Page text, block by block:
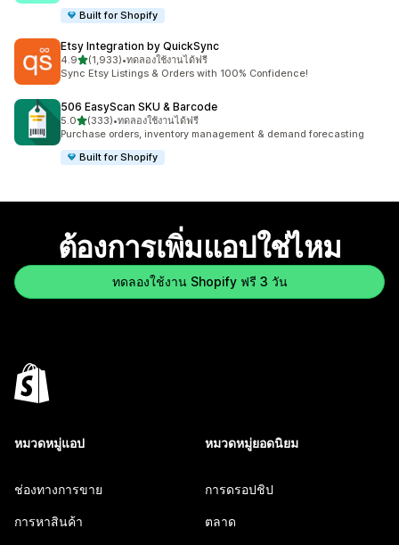
Built for Shopify
Etsy Integration by QuickSync
4.9เต็ม 5 ดาว
(1,933)
ทั้งหมด 1933 รีวิว
•ทดลองใช้งานได้ฟรี
Sync Etsy Listings & Orders with 100% Confidence!
506 EasyScan SKU & Barcode
5.0เต็ม 5 ดาว
(333)
ทั้งหมด 333 รีวิว
•ทดลองใช้งานได้ฟรี
Purchase orders, inventory management & demand forecasting
Built for Shopify
ต้องการเพิ่มแอปใช่ไหม
ทดลองใช้งาน Shopify ฟรี 3 วัน
หมวดหมู่แอป
ช่องทางการขาย
การหาสินค้า
หมวดหมู่ยอดนิยม
การดรอปชิป
ตลาด